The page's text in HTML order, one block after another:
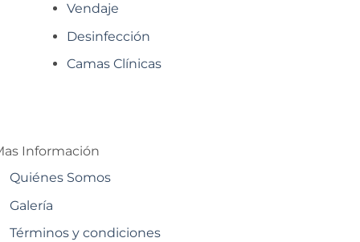
Vendaje
Desinfección
Camas Clínicas
Información
Quiénes Somos
Galería
Términos y condiciones